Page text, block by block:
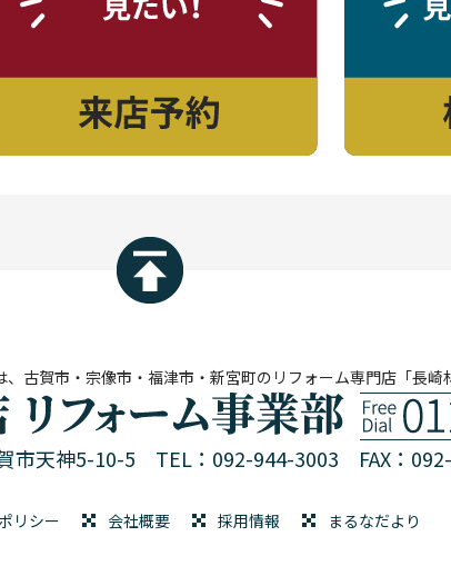
、古賀市・宗像市・福津市・新宮町のリフォーム専門店「長崎
市天神5-10-5 TEL：092-944-3003 FAX：
リシー 会社概要 採用情報 まるなだより